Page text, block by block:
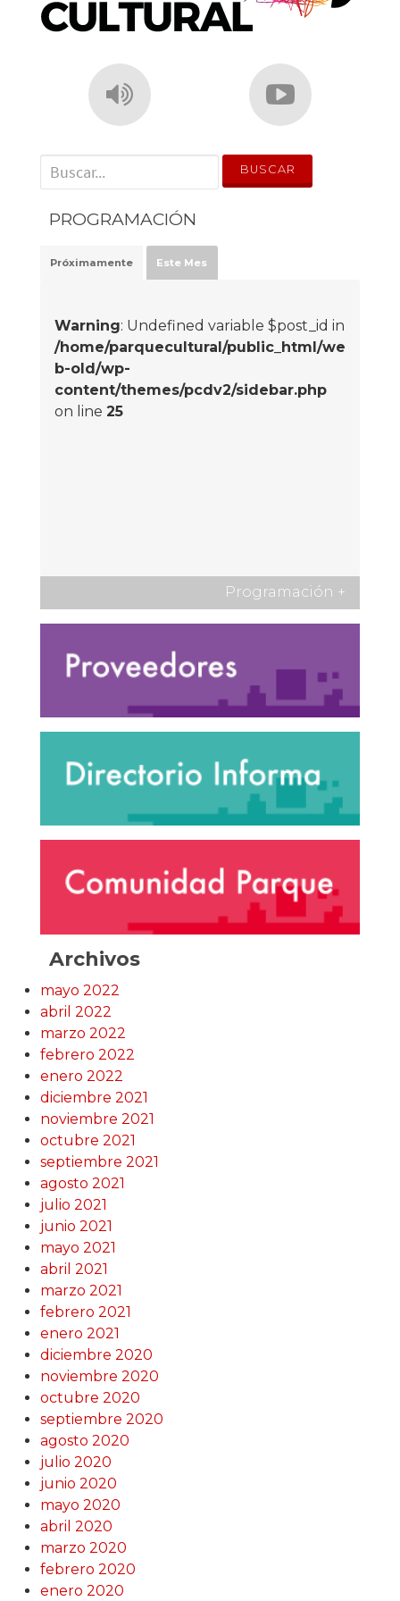
' . __('Search for:') . '
PROGRAMACIÓN
Próximamente Este Mes
Warning: Undefined variable $post_id in
/home/parquecultural/public_html/we
b-old/wp-
content/themes/pcdv2/sidebar.php
on line 25
Programación +
Archivos
mayo 2022
abril 2022
marzo 2022
febrero 2022
enero 2022
diciembre 2021
noviembre 2021
octubre 2021
septiembre 2021
agosto 2021
julio 2021
junio 2021
mayo 2021
abril 2021
marzo 2021
febrero 2021
enero 2021
diciembre 2020
noviembre 2020
octubre 2020
septiembre 2020
agosto 2020
julio 2020
junio 2020
mayo 2020
abril 2020
marzo 2020
febrero 2020
enero 2020